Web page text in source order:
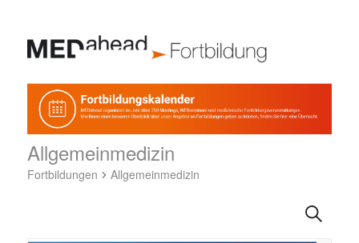
Allgemeinmedizin
Fortbildungen Allgemeinmedizin
F
Suche